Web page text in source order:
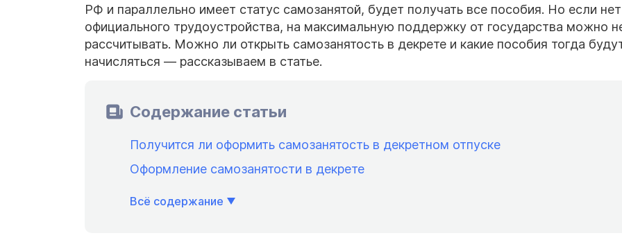
РФ и параллельно имеет статус самозанятой, будет получать все пособия. Но если нет
официального трудоустройства, на максимальную поддержку от государства можно
рассчитывать. Можно ли открыть самозанятость в декрете и какие пособия тогда
начисляться — рассказываем в статье.
Содержание статьи
Получится ли оформить самозанятость в декретном отпуске
Оформление самозанятости в декрете
Всё содержание